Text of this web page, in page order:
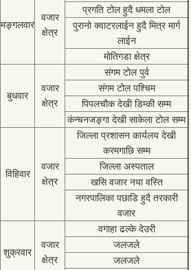
मङ्गलवार
वजार
क्षेत्र
प्रगति टोल हुदै धमला टोल
पुरानो क्वाटरलाईन हुदै मित्र मार्ग
लाईन
मोतिगडा क्षेत्र
बुधवार
वजार
क्षेत्र
संगम टोल पुर्व
संगम टोल पश्चिम
पिपलचौक देखी डिम्की सम्म
कंन्चनजङ्गा देखी साकेला टोल सम्म
विहिवार
वजार
क्षेत्र
जिल्ला प्रशासन कार्यलय देखी
करमगाछि सम्म
जिल्ला अस्पताल
खसि वजार नया वस्ति
नगरपालिका पछाडि हुदै तरकारी
वजार
शुक्रवार
वजार
क्षेत्र
वगाहा ढल्के देउरी
जलजले
जलजले